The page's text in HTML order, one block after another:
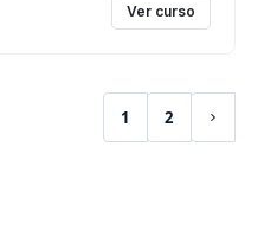
Ver curso
1
(current)
2